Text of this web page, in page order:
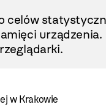
celów
urządzenia.
w Krakowie